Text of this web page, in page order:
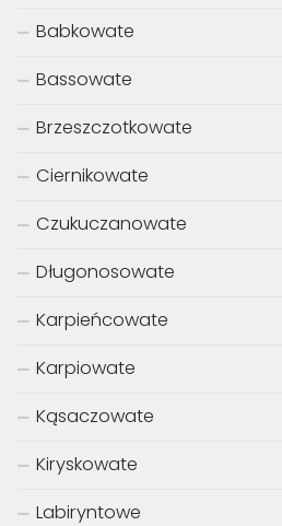
Babkowate
Bassowate
Brzeszczotkowate
Ciernikowate
Czukuczanowate
Długonosowate
Karpieńcowate
Karpiowate
Kąsaczowate
Kiryskowate
Labiryntowe